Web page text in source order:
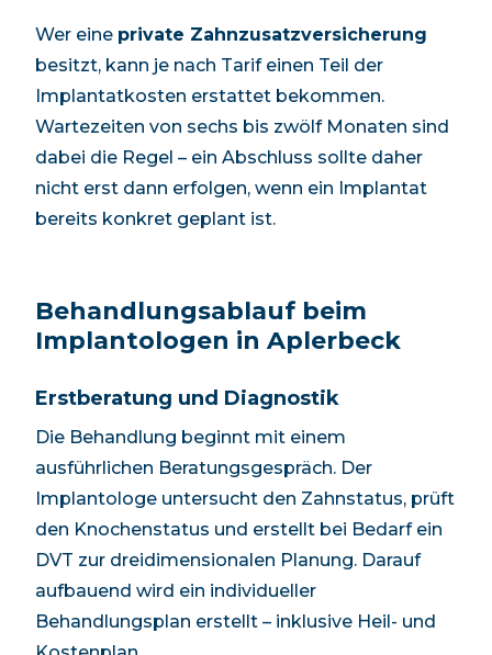
Wer eine private Zahnzusatzversicherung
besitzt, kann je nach Tarif einen Teil der
Implantatkosten erstattet bekommen.
Wartezeiten von sechs bis zwölf Monaten sind
dabei die Regel – ein Abschluss sollte daher
nicht erst dann erfolgen, wenn ein Implantat
bereits konkret geplant ist.
Behandlungsablauf beim
Implantologen in Aplerbeck
Erstberatung und Diagnostik
Die Behandlung beginnt mit einem
ausführlichen Beratungsgespräch. Der
Implantologe untersucht den Zahnstatus, prüft
den Knochenstatus und erstellt bei Bedarf ein
DVT zur dreidimensionalen Planung. Darauf
aufbauend wird ein individueller
Behandlungsplan erstellt – inklusive Heil- und